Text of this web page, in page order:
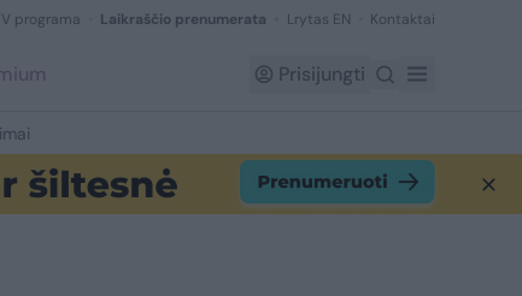
programa Laikraščio prenumerata Lrytas EN Kontaktai
Prisijungti